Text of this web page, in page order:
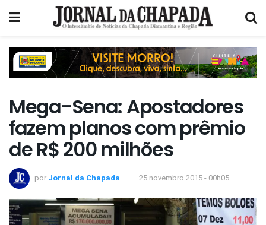
Mega-Sena: Apostadores
fazem planos com prêmio
de R$ 200 milhões
por Jornal da Chapada 25 novembro 2015 - 00h05